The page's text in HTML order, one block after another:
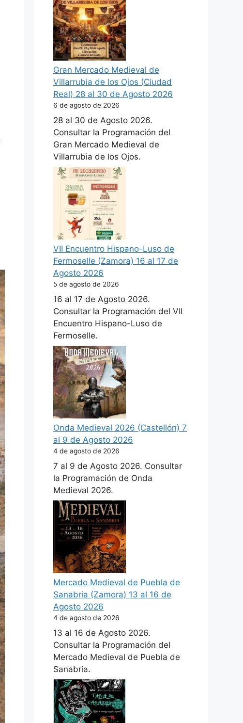
Gran Mercado Medieval de
Villarrubia de los Ojos (Ciudad
Real) 28 al 30 de Agosto 2026
6 de agosto de 2026
28 al 30 de Agosto 2026.
Consultar la Programación del
Gran Mercado Medieval de
Villarrubia de los Ojos.
VII Encuentro Hispano-Luso de
Fermoselle (Zamora) 16 al 17 de
Agosto 2026
5 de agosto de 2026
16 al 17 de Agosto 2026.
Consultar la Programación del VII
Encuentro Hispano-Luso de
Fermoselle.
Onda Medieval 2026 (Castellón) 7
al 9 de Agosto 2026
4 de agosto de 2026
7 al 9 de Agosto 2026. Consultar
la Programación de Onda
Medieval 2026.
Mercado Medieval de Puebla de
Sanabria (Zamora) 13 al 16 de
Agosto 2026
4 de agosto de 2026
13 al 16 de Agosto 2026.
Consultar la Programación del
Mercado Medieval de Puebla de
Sanabria.